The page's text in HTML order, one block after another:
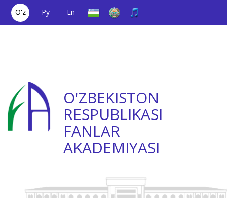
O'z Ру
En
O'ZBEKISTON
RESPUBLIKASI
FANLAR
AKADEMIYASI